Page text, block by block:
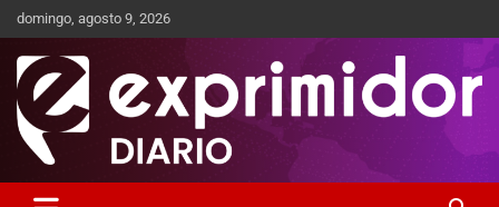
domingo, agosto 9, 2026
Exprimidor media